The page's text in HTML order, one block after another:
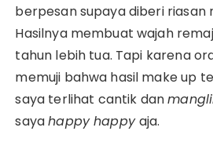
berpesan supaya diberi riasan
Hasilnya membuat wajah
tahun lebih tua. Tapi karena
memuji bahwa hasil make up
saya terlihat cantik dan
sayahappy happyaja.